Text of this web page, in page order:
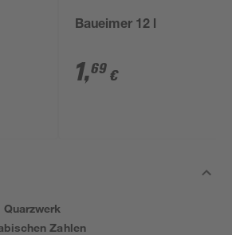
m
Baueimer 12 l
1,69 €
Zahlen